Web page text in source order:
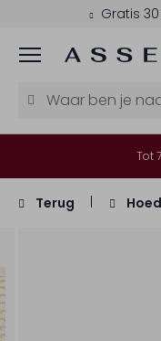
Gratis
Menu
Tot
Terug